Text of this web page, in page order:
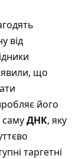
від
що
його
самуДНК, яку
таргетні